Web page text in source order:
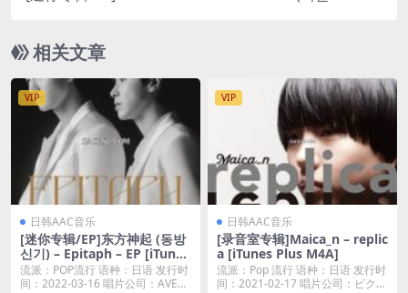
unes Plus M4A]
相关文章
VIP
日韩AAC音乐
[迷你专辑/EP]东方神起 (동방
신기) – Epitaph – EP [iTunes
Plus M4A]
流派：POP流行 语种：日语 发行时
间：2022-03-16 唱片公司：AVE
VIP
日韩AAC音乐
[录音室专辑]Maica_n – replic
a [iTunes Plus M4A]
流派：Pop 流行 语种：日语 发行时
间：2021-02-17 唱片公司：ビク